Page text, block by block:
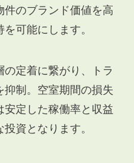
件のブランド価値を高
可能にします。
定着に繋がり、トラ
抑制。空室期間の損失
安定した稼働率と収益
資となります。